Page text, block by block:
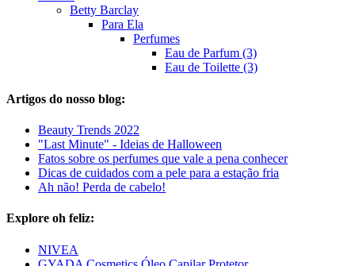
Betty Barclay
Para Ela
Perfumes
Eau de Parfum (3)
Eau de Toilette (3)
Artigos do nosso blog:
Beauty Trends 2022
"Last Minute" - Ideias de Halloween
Fatos sobre os perfumes que vale a pena conhecer
Dicas de cuidados com a pele para a estação fria
Ah não! Perda de cabelo!
Explore oh feliz:
NIVEA